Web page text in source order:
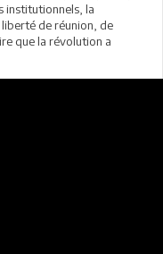
institutionnels, la
de réunion, de
que la révolution a